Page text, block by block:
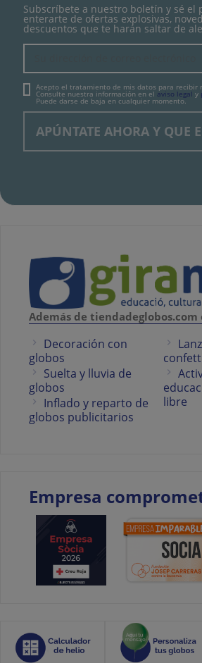
Subscríbete a nuestro boletín y sé el
enterarte de ofertas explosivas,
descuentos que te harán saltar de
Acepto el tratamiento de mis datos para recibir
Consulte nuestra información en el aviso legal y
Puede darse de baja en cualquier momento.
Además de tiendadeglobos.com
Decoración con
globos
Suelta y lluvia de
globos
Inflado y reparto de
globos publicitarios
libre
Empresa